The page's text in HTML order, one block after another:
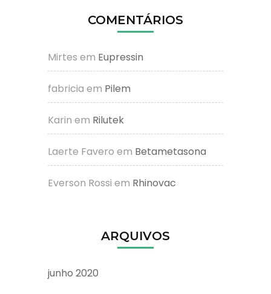
COMENTÁRIOS
Mirtes em Eupressin
fabricia em Pilem
Karin em Rilutek
Laerte Favero em Betametasona
Everson Rossi em Rhinovac
ARQUIVOS
junho 2020